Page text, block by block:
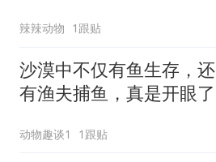
辣辣动物 1跟贴
沙漠中不仅有鱼生存，还
有渔夫捕鱼，真是开眼了
动物趣谈1 1跟贴